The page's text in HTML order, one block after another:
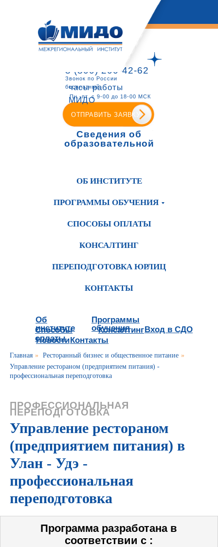
8 (800) 200-42-62
Звонок по России
бесплатный
ОТПРАВИТЬ ЗАЯВКУ
часы работы
МИДО
Пн.-пт. с 9-00 до 18-00 МСК
Сведения об
образовательной
ОБ ИНСТИТУТЕ
ПРОГРАММЫ ОБУЧЕНИЯ
СПОСОБЫ ОПЛАТЫ
КОНСАЛТИНГ
ПЕРЕПОДГОТОВКА ЮРЛИЦ
КОНТАКТЫ
Об
институте
Программы
обучения
Способы
оплаты
Консалтинг
Новости
Вход в СДО
Контакты
Главная » Ресторанный бизнес и общественное питание »
Управление рестораном (предприятием питания) -
профессиональная переподготовка
ПРОФЕССИОНАЛЬНАЯ
ПЕРЕПОДГОТОВКА
Управление рестораном
(предприятием питания) в
Улан - Удэ -
профессиональная
переподготовка
Программа разработана в
соответствии с :